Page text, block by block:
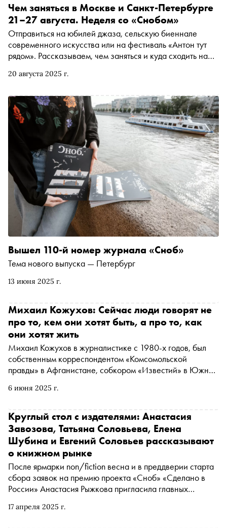
20 августа 2025 г.
Чем заняться в Москве и Санкт-Петербурге
21–27 августа. Неделя со «Снобом»
Отправиться на юбилей джаза, сельскую биеннале
современного искусства или на фестиваль «Антон тут
рядом». Рассказываем, чем заняться и куда сходить на
13 июня 2025 г.
Вышел 110-й номер журнала «Сноб»
Тема нового выпуска — Петербург
6 июня 2025 г.
Михаил Кожухов: Сейчас люди говорят не
про то, кем они хотят быть, а про то, как
они хотят жить
Михаил Кожухов в журналистике с 1980-х годов, был
собственным корреспондентом «Комсомольской
правды» в Афганистане, собкором «Известий» в Южной
поисках приключений» и «Вокруг света». Анастасия
путешественником о выборе профессии, критериях
объективности и местах, куда стоит возвращаться
17 апреля 2025 г.
Круглый стол с издателями: Анастасия
Завозова, Татьяна Соловьева, Елена
Шубина и Евгений Соловьев рассказывают
о книжном рынке
После ярмарки non/fiction весна и в преддверии старта
сбора заявок на премию проекта «Сноб» «Сделано в
России» Анастасия Рыжкова пригласила главных
о состоянии книжной индустрии, авторах и новинках, на